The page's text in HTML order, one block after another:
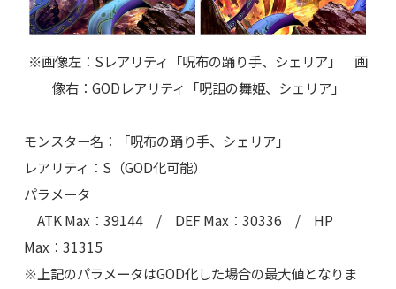
※画像左：Sレアリティ「呪布の踊り手、シェリア」 画
像右：GODレアリティ「呪詛の舞姫、シェリア」
モンスター名：「呪布の踊り手、シェリア」
レアリティ：S（GOD化可能）
パラメータ
ATK Max：39144 / DEF Max：30336 / HP
Max：31315
※上記のパラメータはGOD化した場合の最大値となりま